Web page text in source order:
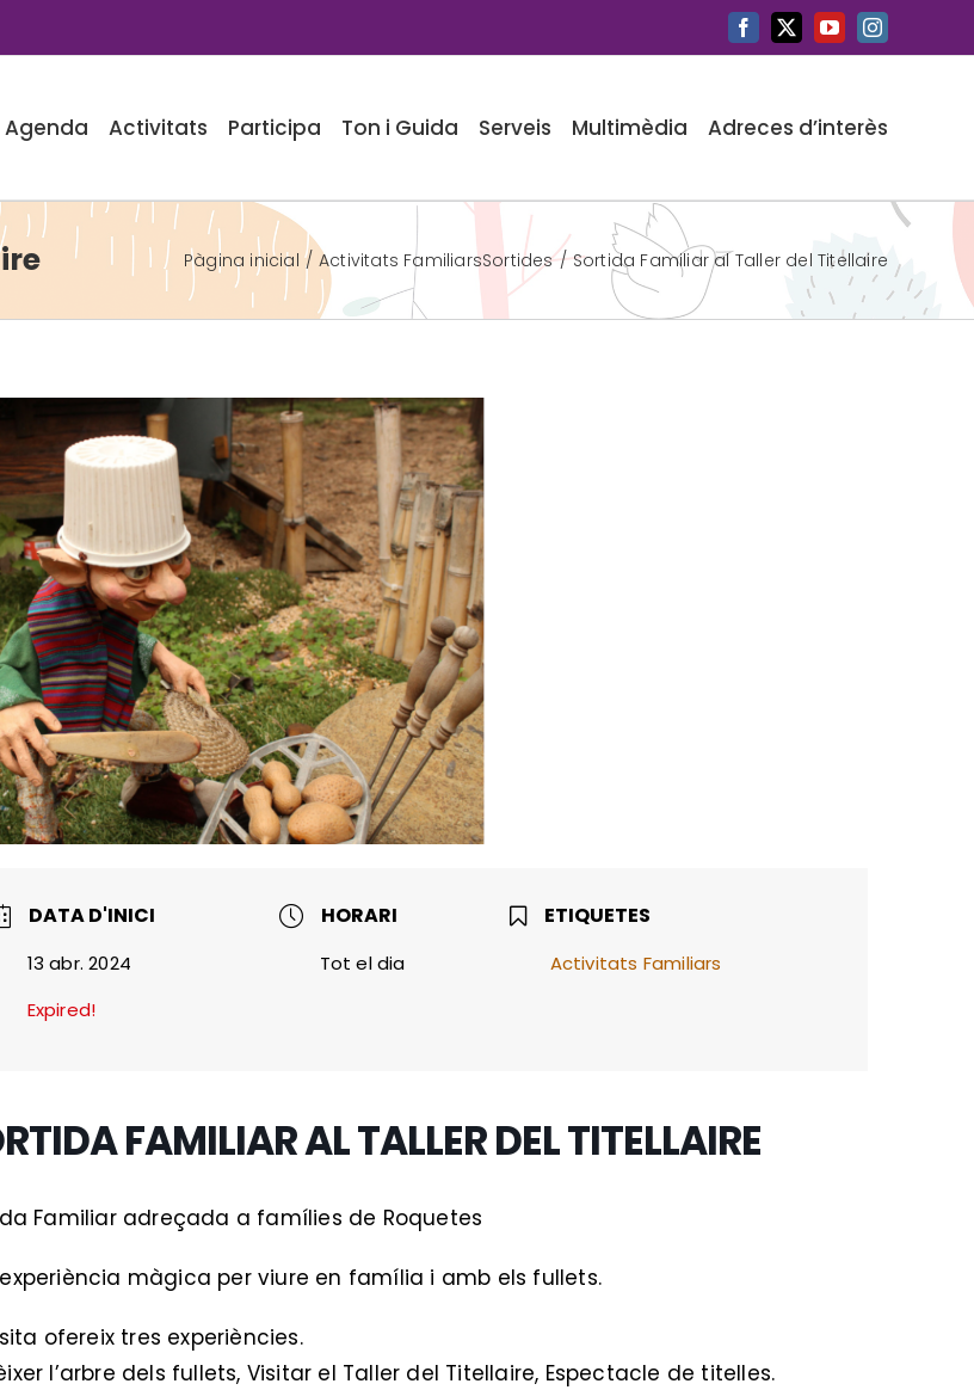
Facebook
X YouTubeInstagram
Agenda Activitats Participa Ton i Guida Serveis Multimèdia Adreces d’interès
Pàgina inicial Activitats FamiliarsSortides Sortida Familiar al Taller del Titellaire
DATA D'INICI
13 abr. 2024
Expired!
HORARI
Tot el dia
ETIQUETES
Activitats Familiars
FAMILIAR AL TALLER DEL TITELLAIRE
Familiar adreçada a famílies de Roquetes
màgica per viure en família i amb els fullets.
ofereix tres experiències.
l’arbre dels fullets, Visitar el Taller del Titellaire, Espectacle de titelles.